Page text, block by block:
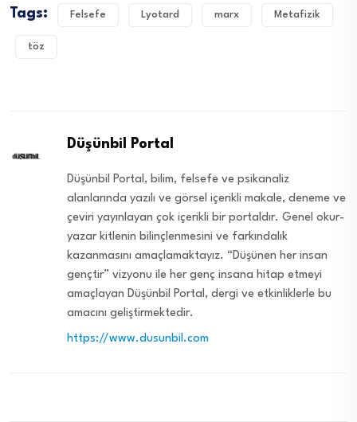
Tags: Felsefe Lyotard marx Metafizik
töz
Düşünbil Portal
Düşünbil Portal, bilim, felsefe ve psikanaliz
alanlarında yazılı ve görsel içerikli makale, deneme ve
çeviri yayınlayan çok içerikli bir portaldır. Genel okur-
yazar kitlenin bilinçlenmesini ve farkındalık
kazanmasını amaçlamaktayız. “Düşünen her insan
gençtir” vizyonu ile her genç insana hitap etmeyi
amaçlayan Düşünbil Portal, dergi ve etkinliklerle bu
amacını geliştirmektedir.
https://www.dusunbil.com